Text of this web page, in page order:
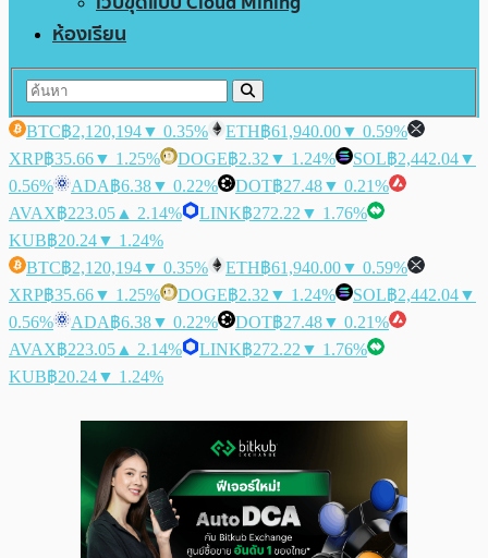
ห้องเรียน
BTC฿2,120,194▼ 0.35% ETH฿61,940.00▼ 0.59%
XRP฿35.66▼ 1.25% DOGE฿2.32 ▼ 1.24% SOL฿2,442.04▼
0.56%
ADA฿6.38▼ 0.22% DOT฿27.48▼ 0.21%
AVAX฿223.05 ▲ 2.14% LINK฿272.22 ▼ 1.76%
KUB฿20.24▼ 1.24%
BTC฿2,120,194▼ 0.35% ETH฿61,940.00▼ 0.59%
XRP฿35.66▼ 1.25% DOGE฿2.32 ▼ 1.24% SOL฿2,442.04▼
0.56%
ADA฿6.38▼ 0.22% DOT฿27.48▼ 0.21%
AVAX฿223.05 ▲ 2.14% LINK฿272.22 ▼ 1.76%
KUB฿20.24▼ 1.24%